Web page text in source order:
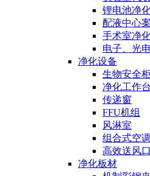
锂电池净
配液中心
手术室净
电子、光
净化设备
生物安全
净化工作台
传递窗
FFU机组
风淋室
组合式空
高效送风口
净化板材